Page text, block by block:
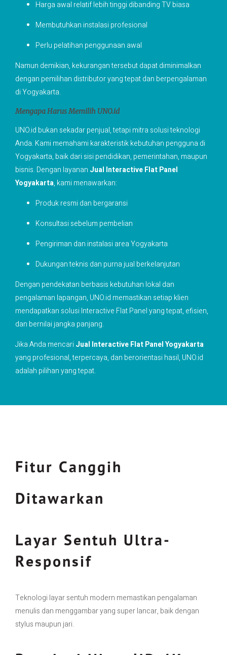
Harga awal relatif lebih tinggi dibanding TV biasa
Membutuhkan instalasi profesional
Perlu pelatihan penggunaan awal
Namun demikian, kekurangan tersebut dapat diminimalkan
dengan pemilihan distributor yang tepat dan berpengalaman
di Yogyakarta.
Mengapa Harus Memilih UNO.id
UNO.id bukan sekadar penjual, tetapi mitra solusi teknologi
Anda. Kami memahami karakteristik kebutuhan pengguna di
Yogyakarta, baik dari sisi pendidikan, pemerintahan, maupun
bisnis. Dengan layanan Jual Interactive Flat Panel
Yogyakarta, kami menawarkan:
Produk resmi dan bergaransi
Konsultasi sebelum pembelian
Pengiriman dan instalasi area Yogyakarta
Dukungan teknis dan purna jual berkelanjutan
Dengan pendekatan berbasis kebutuhan lokal dan
pengalaman lapangan, UNO.id memastikan setiap klien
mendapatkan solusi Interactive Flat Panel yang tepat, efisien,
dan bernilai jangka panjang.
Jika Anda mencariJual Interactive Flat Panel Yogyakarta
yang profesional, terpercaya, dan berorientasi hasil, UNO.id
adalah pilihan yang tepat.
Fitur Canggih
Ditawarkan
Layar Sentuh Ultra-
Responsif
Teknologi layar sentuh modern memastikan pengalaman
menulis dan menggambar yang super lancar, baik dengan
stylus maupun jari.